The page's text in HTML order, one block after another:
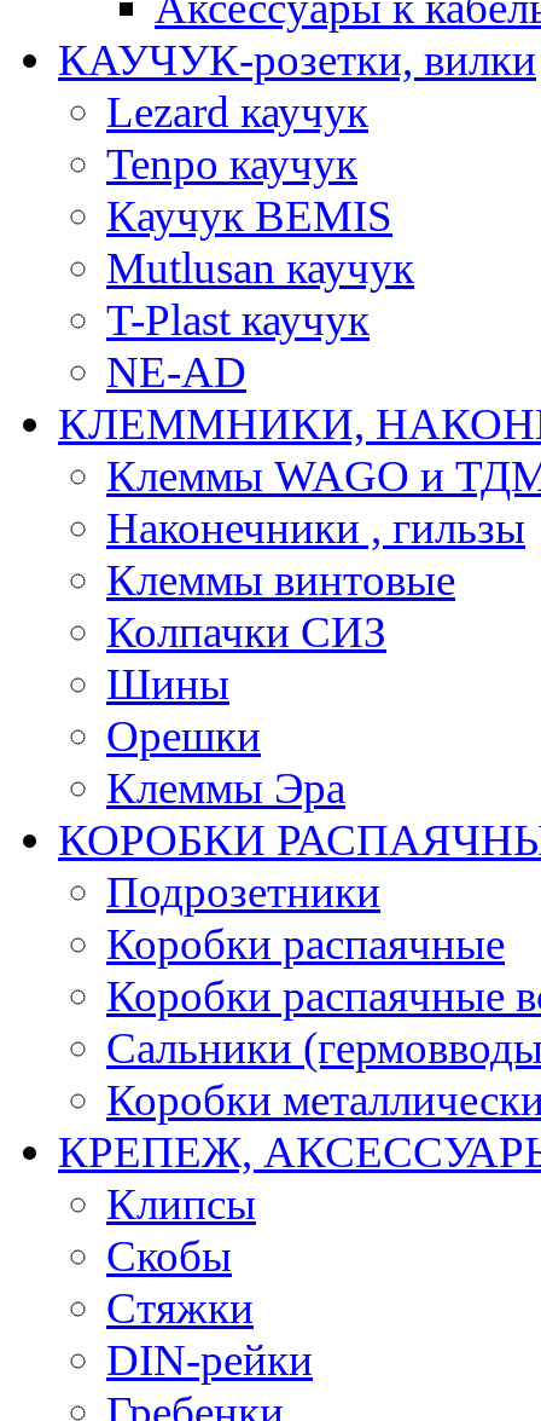
КАУЧУК-розетки, вилки
Lezard каучук
Tenpo каучук
Каучук BEMIS
Mutlusan каучук
T-Plast каучук
NE-AD
КЛЕММНИКИ,
Клеммы WAGO и
Наконечники , гильзы
Клеммы винтовые
Колпачки СИЗ
Шины
Орешки
Клеммы Эра
КОРОБКИ
Подрозетники
Коробки распаячные
Коробки распаячные
Сальники
Коробки
КРЕПЕЖ,
Клипсы
Скобы
Стяжки
DIN-рейки